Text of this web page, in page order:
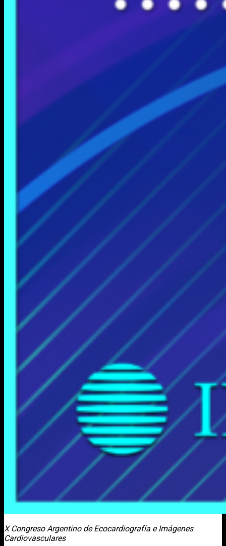
X Congreso Argentino de Ecocardiografía e Imágenes
Cardiovasculares